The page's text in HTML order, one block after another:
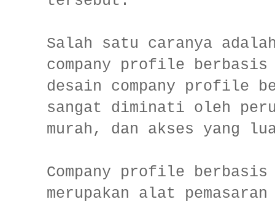
Salah satu caranya
company profile
desain company profile
sangat diminati oleh
murah, dan akses yang
Company profile
merupakan alat pemasaran